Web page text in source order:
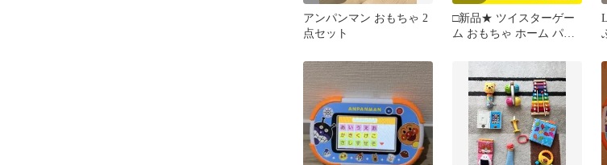
アンパンマン おもちゃ 2
点セット
□新品★ ツイスターゲー
ム おもちゃ ホーム パー
ンス